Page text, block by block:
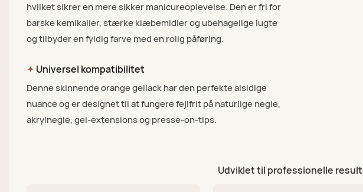
hvilket sikrer en mere sikker manicureoplevelse. Den er fri for
barske kemikalier, stærke klæbemidler og ubehagelige lugte
og tilbyder en fyldig farve med en rolig påføring.
✦ Universel kompatibilitet
Denne skinnende orange gellack har den perfekte alsidige
nuance og er designet til at fungere fejlfrit på naturlige negle,
akrylnegle, gel-extensions og presse-on-tips.
Udviklet til professionelle